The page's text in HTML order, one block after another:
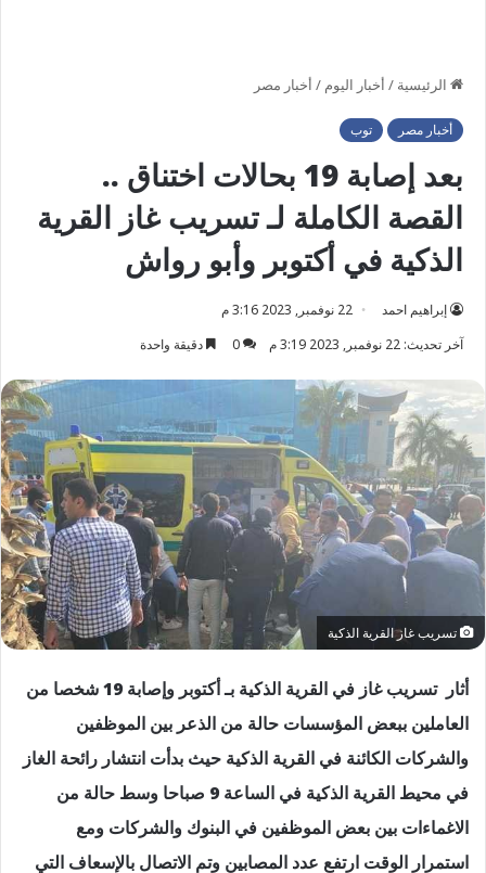
الرئيسية / أخبار اليوم / أخبار مصر
أخبار مصر توب
بعد إصابة 19 بحالات اختناق ..
القصة الكاملة لـ تسريب غاز القرية
الذكية في أكتوبر وأبو رواش
إبراهيم احمد
22 نوفمبر, 2023 3:16 م
آخر تحديث: 22 نوفمبر, 2023 3:19 م
0 دقيقة واحدة
تسريب غاز القرية الذكية
أثار تسريب غاز في القرية الذكية بـ أكتوبر وإصابة 19 شخصا من
العاملين ببعض المؤسسات حالة من الذعر بين الموظفين
والشركات الكائنة في القرية الذكية حيث بدأت انتشار رائحة الغاز
في محيط القرية الذكية في الساعة 9 صباحا وسط حالة من
الاغماءات بين بعض الموظفين في البنوك والشركات ومع
استمرار الوقت ارتفع عدد المصابين وتم الاتصال بالإسعاف التي